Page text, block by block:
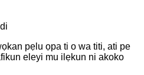
pẹlu ọpa ti o wa titi, ati pe
eleyi mu ilẹkun ni akoko